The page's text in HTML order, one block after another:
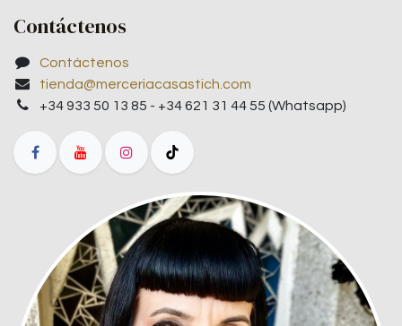
Contáctenos
Contáctenos
tienda@merceriacasastich.com
+34 933 50 13 85 - +34 621 31 44 55 (Whatsapp)